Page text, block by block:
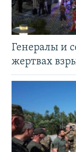
Генералы и
жертвах